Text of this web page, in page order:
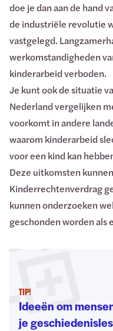
doe je dan aan de hand
de industriële revolutie
vastgelegd.
werkomstandigheden
kinderarbeid verboden.
Je kunt ook de situatie
Nederland vergelijken
voorkomt in andere
waarom kinderarbeid
voor een kind kan
Deze uitkomsten
Kinderrechtenverdrag
kunnen onderzoeken
geschonden worden als
TIP!
Tip!:
Ideeën om
je geschiedenisles